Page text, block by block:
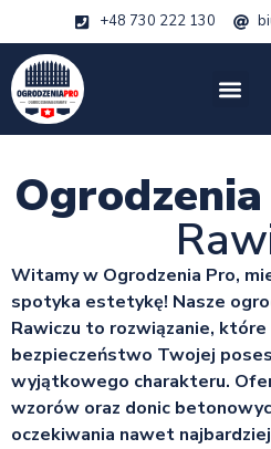
+48 730 222 130
Ogrodzenia
Witamy w Ogrodzenia Pro,
spotyka estetykę! Nasze
Rawiczu to rozwiązanie,
bezpieczeństwo Twojej
wyjątkowego charakteru.
wzorów oraz donic
oczekiwania nawet